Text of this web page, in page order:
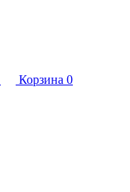
Корзина 0